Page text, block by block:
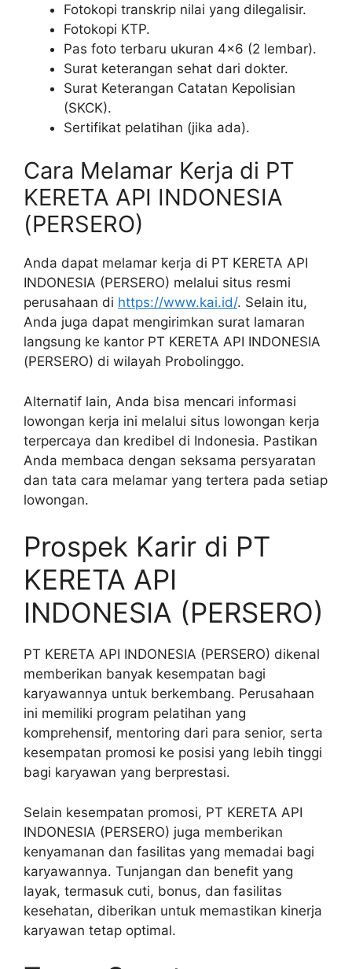
Fotokopi transkrip nilai yang dilegalisir.
Fotokopi KTP.
Pas foto terbaru ukuran 4×6 (2 lembar).
Surat keterangan sehat dari dokter.
Surat Keterangan Catatan Kepolisian
(SKCK).
Sertifikat pelatihan (jika ada).
Cara Melamar Kerja di PT
KERETA API INDONESIA
(PERSERO)
Anda dapat melamar kerja di PT KERETA API
INDONESIA (PERSERO) melalui situs resmi
perusahaan di https://www.kai.id/. Selain itu,
Anda juga dapat mengirimkan surat lamaran
langsung ke kantor PT KERETA API INDONESIA
(PERSERO) di wilayah Probolinggo.
Alternatif lain, Anda bisa mencari informasi
lowongan kerja ini melalui situs lowongan kerja
terpercaya dan kredibel di Indonesia. Pastikan
Anda membaca dengan seksama persyaratan
dan tata cara melamar yang tertera pada setiap
lowongan.
Prospek Karir di PT
KERETA API
INDONESIA (PERSERO)
PT KERETA API INDONESIA (PERSERO) dikenal
memberikan banyak kesempatan bagi
karyawannya untuk berkembang. Perusahaan
ini memiliki program pelatihan yang
komprehensif, mentoring dari para senior, serta
kesempatan promosi ke posisi yang lebih tinggi
bagi karyawan yang berprestasi.
Selain kesempatan promosi, PT KERETA API
INDONESIA (PERSERO) juga memberikan
kenyamanan dan fasilitas yang memadai bagi
karyawannya. Tunjangan dan benefit yang
layak, termasuk cuti, bonus, dan fasilitas
kesehatan, diberikan untuk memastikan kinerja
karyawan tetap optimal.